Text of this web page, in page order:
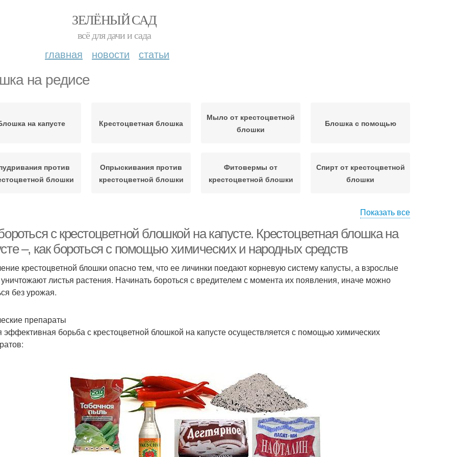
ЗЕЛЁНЫЙ САД
всё для дачи и сада
главная новости статьи
на редисе
на капусте Крестоцветная блошка
Мыло от крестоцветной
блошки
Блошка с помощью
против
блошки
Опрыскивания против
крестоцветной блошки
Фитовермы от
крестоцветной блошки
Спирт от крестоцветной
блошки
блошки
крестоцветной блошки
крестоцветной блошки
Борьба с
крестоцветной блошкой
от капустной
блошки
Блошка с огорода
Показать все
с крестоцветной блошкой на капусте. Крестоцветная блошка на
–, как бороться с помощью химических и народных средств
крестоцветной блошки опасно тем, что ее личинки поедают корневую систему капусты, а взрослые
листья растения. Начинать бороться с вредителем с момента их появления, иначе можно
без урожая.
препараты
борьба с крестоцветной блошкой на капусте осуществляется с помощью химических